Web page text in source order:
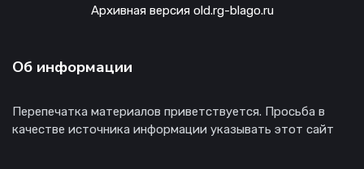
Архивная версия old.rg-blago.ru
Об информации
Перепечатка материалов приветствуется. Просьба в
качестве источника информации указывать этот сайт